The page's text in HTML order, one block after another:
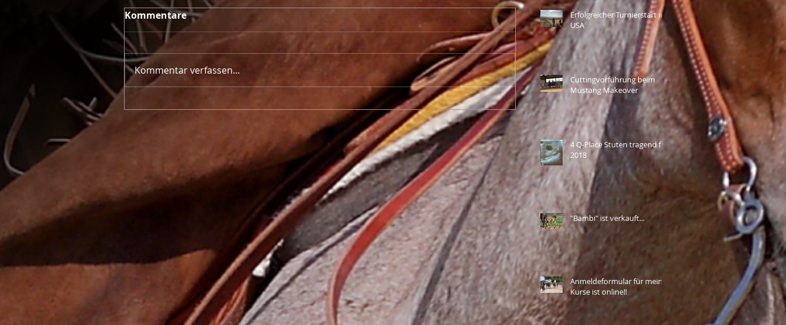
Kommentare
Kommentar verfassen...
Erfolgreicher Turnierstart in
USA
Cuttingvorführung beim
Mustang Makeover
4 Q-Place Stuten tragend für
2018
"Bambi" ist verkauft...
Anmeldeformular für meine
Kurse ist online!!